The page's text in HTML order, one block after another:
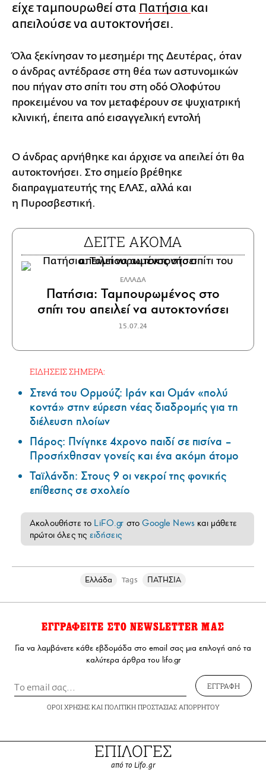
είχε ταμπουρωθεί στα Πατήσια και
απειλούσε να αυτοκτονήσει.
Όλα ξεκίνησαν το μεσημέρι της Δευτέρας, όταν
ο άνδρας αντέδρασε στη θέα των αστυνομικών
που πήγαν στο σπίτι του στη οδό Ολοφύτου
προκειμένου να τον μεταφέρουν σε ψυχιατρική
κλινική, έπειτα από εισαγγελική εντολή
Ο άνδρας αρνήθηκε και άρχισε να απειλεί ότι θα
αυτοκτονήσει. Στο σημείο βρέθηκε
διαπραγματευτής της ΕΛΑΣ, αλλά και
η Πυροσβεστική.
ΔΕΙΤΕ ΑΚΟΜΑ
ΕΛΛΑΔΑ
Πατήσια: Ταμπουρωμένος στο
σπίτι του απειλεί να αυτοκτονήσει
15.07.24
ΕΙΔΗΣΕΙΣ ΣΗΜΕΡΑ:
Στενά του Ορμούζ: Ιράν και Ομάν «πολύ
κοντά» στην εύρεση νέας διαδρομής για τη
διέλευση πλοίων
Πάρος: Πνίγηκε 4χρονο παιδί σε πισίνα –
Προσήχθησαν γονείς και ένα ακόμη άτομο
Ταϊλάνδη: Στους 9 οι νεκροί της φονικής
επίθεσης σε σχολείο
Ακολουθήστε το LiFO.gr στοGoogle News και μάθετε
πρώτοι όλες τις ειδήσεις
Ελλάδα Tags ΠΑΤΗΣΙΑ
ΕΓΓΡΑΦΕΙΤΕ ΣΤΟ NEWSLETTER ΜΑΣ
Για να λαμβάνετε κάθε εβδομάδα στο email σας μια επιλογή από τα
καλύτερα άρθρα του lifo.gr
ΕΓΓΡΑΦΗ
ΟΡΟΙ ΧΡΗΣΗΣΚΑΙ ΠΟΛΙΤΙΚΗ ΠΡΟΣΤΑΣΙΑΣ ΑΠΟΡΡΗΤΟΥ
ΕΠΙΛΟΓΕΣ
από το Lifo.gr